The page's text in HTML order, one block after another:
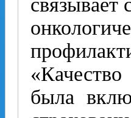
связывает
была